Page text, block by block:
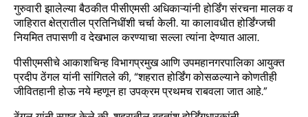
गुरुवारी झालेल्या बैठकीत पीसीएमसी अधिकाऱ्यांनी होर्डिंग संरचना मालक व
जाहिरात क्षेत्रातील प्रतिनिधींशी चर्चा केली. या कालावधीत होर्डिंग्जची
नियमित तपासणी व देखभाल करण्याचा सल्ला त्यांना देण्यात आला.
पीसीएमसीचे आकाशचिन्ह विभागप्रमुख आणि उपमहानगरपालिका आयुक्त
प्रदीप ठेंगल यांनी सांगितले की, “शहरात होर्डिंग कोसळल्याने कोणतीही
जीवितहानी होऊ नये म्हणून हा उपक्रम प्रथमच राबवला जात आहे.”